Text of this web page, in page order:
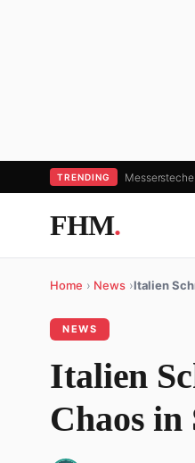
TRENDING
FHM.
Home › News ›Italien
NEWS
Italien
Chaos in